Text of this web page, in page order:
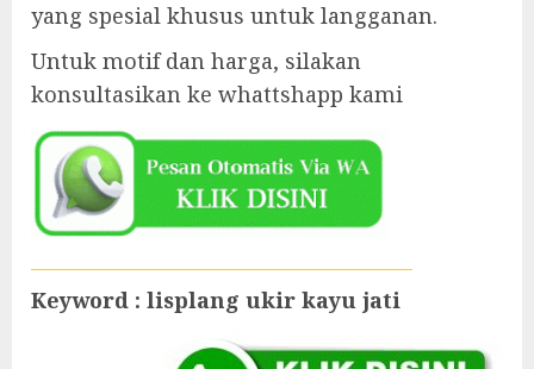
yang spesial khusus untuk langganan.
Untuk motif dan harga, silakan
konsultasikan ke whattshapp kami
Keyword : lisplang ukir kayu jati